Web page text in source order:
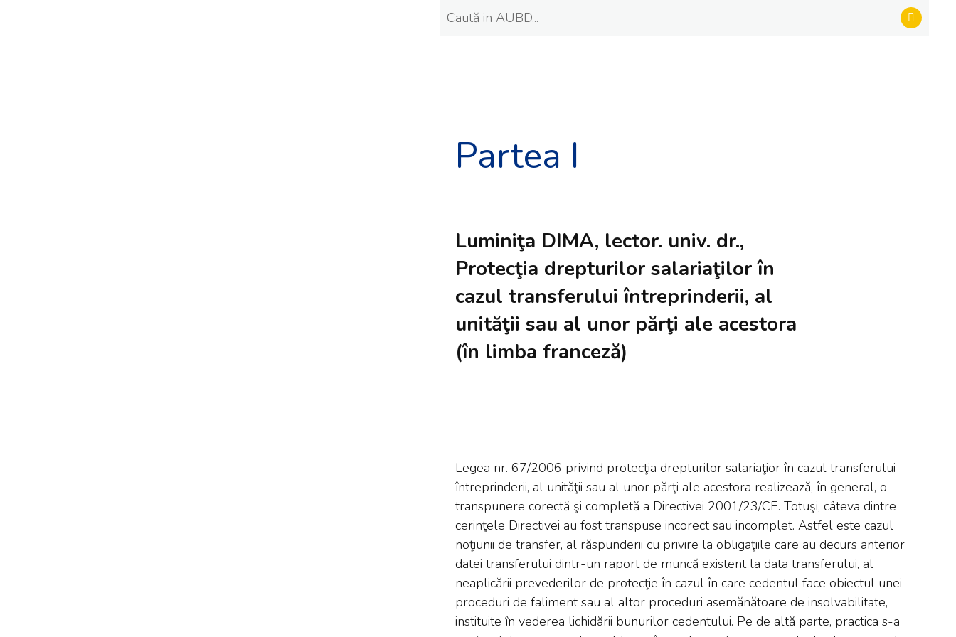
Partea I
Luminiţa DIMA, lector. univ. dr.,
Protecţia drepturilor salariaţilor în
cazul transferului întreprinderii, al
unităţii sau al unor părţi ale acestora
(în limba franceză)
Legea nr. 67/2006 privind protecţia drepturilor salariaţior în cazul transferului
întreprinderii, al unităţii sau al unor părţi ale acestora realizează, în general, o
transpunere corectă şi completă a Directivei 2001/23/CE. Totuşi, câteva dintre
cerinţele Directivei au fost transpuse incorect sau incomplet. Astfel este cazul
noţiunii de transfer, al răspunderii cu privire la obligaţiile care au decurs anterior
datei transferului dintr-un raport de muncă existent la data transferului, al
neaplicării prevederilor de protecţie în cazul în care cedentul face obiectul unei
proceduri de faliment sau al altor proceduri asemănătoare de insolvabilitate,
instituite în vederea lichidării bunurilor cedentului. Pe de altă parte, practica s-a